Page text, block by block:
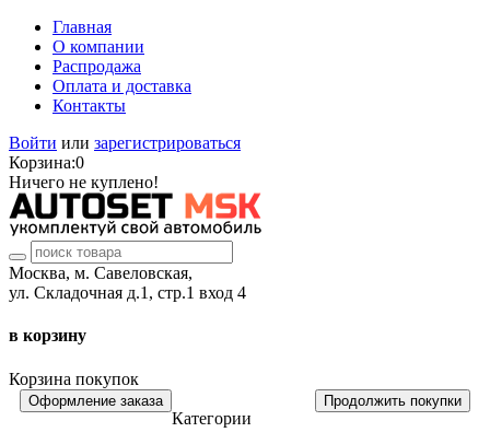
Главная
О компании
Распродажа
Оплата и доставка
Контакты
Войти или зарегистрироваться
Корзина:0
Ничего не куплено!
Москва, м. Савеловская,
ул. Складочная д.1, стр.1 вход 4
в корзину
Корзина покупок
Оформление заказа Продолжить покупки
Категории